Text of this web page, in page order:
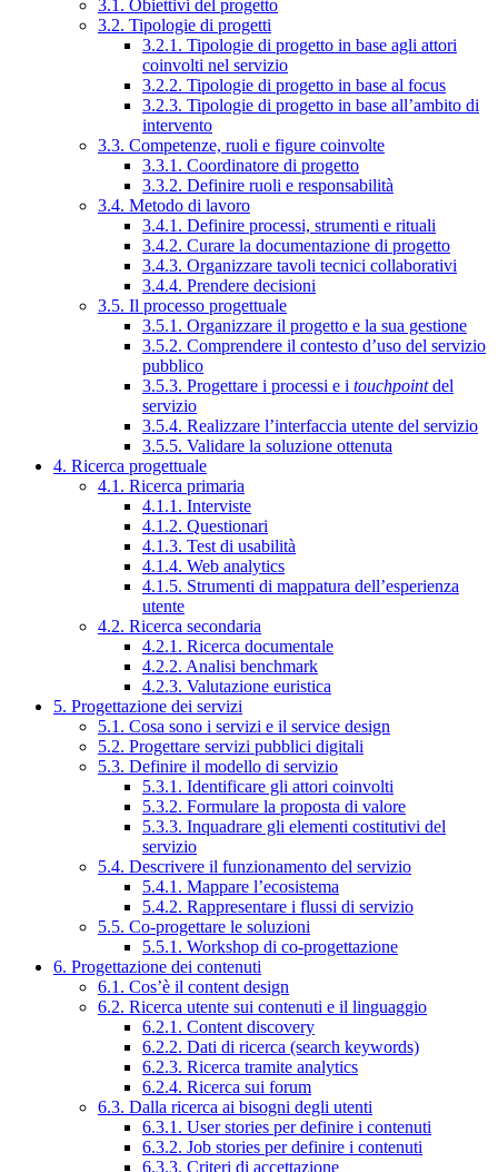
3.1. Obiettivi del progetto
3.2. Tipologie di progetti
3.2.1. Tipologie di progetto in base agli attori
coinvolti nel servizio
3.2.2. Tipologie di progetto in base al focus
3.2.3. Tipologie di progetto in base all’ambito di
intervento
3.3. Competenze, ruoli e figure coinvolte
3.3.1. Coordinatore di progetto
3.3.2. Definire ruoli e responsabilità
3.4. Metodo di lavoro
3.4.1. Definire processi, strumenti e rituali
3.4.2. Curare la documentazione di progetto
3.4.3. Organizzare tavoli tecnici collaborativi
3.4.4. Prendere decisioni
3.5. Il processo progettuale
3.5.1. Organizzare il progetto e la sua gestione
3.5.2. Comprendere il contesto d’uso del servizio
pubblico
3.5.3. Progettare i processi e i touchpointdel
servizio
3.5.4. Realizzare l’interfaccia utente del servizio
3.5.5. Validare la soluzione ottenuta
4. Ricerca progettuale
4.1. Ricerca primaria
4.1.1. Interviste
4.1.2. Questionari
4.1.3. Test di usabilità
4.1.4. Web analytics
4.1.5. Strumenti di mappatura dell’esperienza
utente
4.2. Ricerca secondaria
4.2.1. Ricerca documentale
4.2.2. Analisi benchmark
4.2.3. Valutazione euristica
5. Progettazione dei servizi
5.1. Cosa sono i servizi e il service design
5.2. Progettare servizi pubblici digitali
5.3. Definire il modello di servizio
5.3.1. Identificare gli attori coinvolti
5.3.2. Formulare la proposta di valore
5.3.3. Inquadrare gli elementi costitutivi del
servizio
5.4. Descrivere il funzionamento del servizio
5.4.1. Mappare l’ecosistema
5.4.2. Rappresentare i flussi di servizio
5.5. Co-progettare le soluzioni
5.5.1. Workshop di co-progettazione
6. Progettazione dei contenuti
6.1. Cos’è il content design
6.2. Ricerca utente sui contenuti e il linguaggio
6.2.1. Content discovery
6.2.2. Dati di ricerca (search keywords)
6.2.3. Ricerca tramite analytics
6.2.4. Ricerca sui forum
6.3. Dalla ricerca ai bisogni degli utenti
6.3.1. User stories per definire i contenuti
6.3.2. Job stories per definire i contenuti
6.3.3. Criteri di accettazione